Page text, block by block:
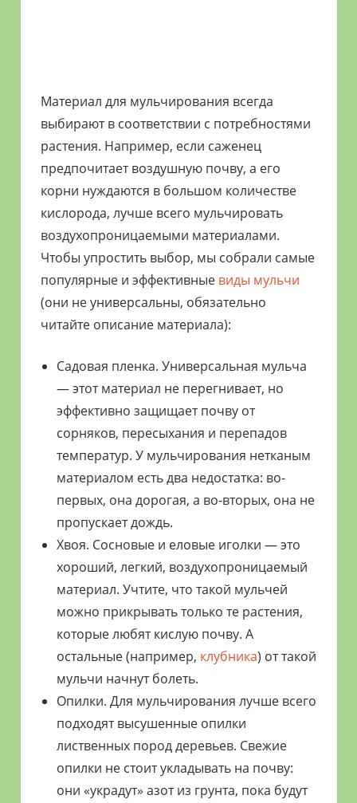
Материал для мульчирования всегда
выбирают в соответствии с потребностями
растения. Например, если саженец
предпочитает воздушную почву, а его
корни нуждаются в большом количестве
кислорода, лучше всего мульчировать
воздухопроницаемыми материалами.
Чтобы упростить выбор, мы собрали самые
популярные и эффективные виды мульчи
(они не универсальны, обязательно
читайте описание материала):
Садовая пленка. Универсальная мульча
— этот материал не перегнивает, но
эффективно защищает почву от
сорняков, пересыхания и перепадов
температур. У мульчирования нетканым
материалом есть два недостатка: во-
первых, она дорогая, а во-вторых, она не
пропускает дождь.
Хвоя. Сосновые и еловые иголки — это
хороший, легкий, воздухопроницаемый
материал. Учтите, что такой мульчей
можно прикрывать только те растения,
которые любят кислую почву. А
остальные (например, клубника) от такой
мульчи начнут болеть.
Опилки. Для мульчирования лучше всего
подходят высушенные опилки
лиственных пород деревьев. Свежие
опилки не стоит укладывать на почву:
они «украдут» азот из грунта, пока будут